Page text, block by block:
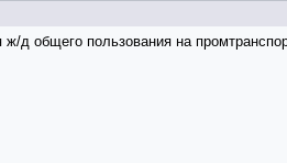
д общего пользования на